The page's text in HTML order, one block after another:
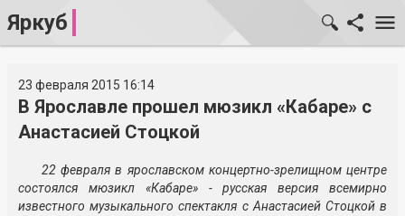
Яркуб
23 февраля 2015 16:14
В Ярославле прошел мюзикл «Кабаре» с
Анастасией Стоцкой
22 февраля в ярославском концертно-зрелищном центре
состоялся мюзикл «Кабаре» - русская версия всемирно
известного музыкального спектакля с Анастасией Стоцкой в